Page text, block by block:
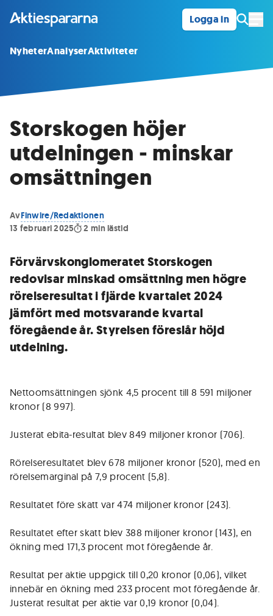
Logga in
NyheterAnalyserAktiviteter
Storskogen höjer
utdelningen - minskar
omsättningen
AvFinwire/Redaktionen
13 februari 2025
2 min lästid
Förvärvskonglomeratet Storskogen
redovisar minskad omsättning men högre
rörelseresultat i fjärde kvartalet 2024
jämfört med motsvarande kvartal
föregående år. Styrelsen föreslår höjd
utdelning.
Nettoomsättningen sjönk 4,5 procent till 8 591 miljoner
kronor (8 997).
Justerat ebita-resultat blev 849 miljoner kronor (706).
Rörelseresultatet blev 678 miljoner kronor (520), med en
rörelsemarginal på 7,9 procent (5,8).
Resultatet före skatt var 474 miljoner kronor (243).
Resultatet efter skatt blev 388 miljoner kronor (143), en
ökning med 171,3 procent mot föregående år.
Resultat per aktie uppgick till 0,20 kronor (0,06), vilket
innebär en ökning med 233 procent mot föregående år.
Justerat resultat per aktie var 0,19 kronor (0,04).